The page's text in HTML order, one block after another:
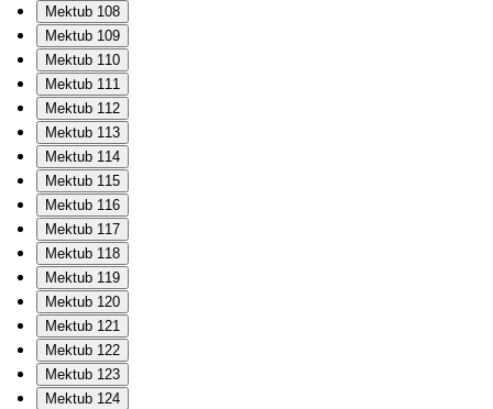
Mektub 108
Mektub 109
Mektub 110
Mektub 111
Mektub 112
Mektub 113
Mektub 114
Mektub 115
Mektub 116
Mektub 117
Mektub 118
Mektub 119
Mektub 120
Mektub 121
Mektub 122
Mektub 123
Mektub 124